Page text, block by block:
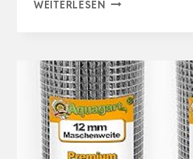
WEITERLESEN AQUAGART®
25M
X
1M,
DRAHTGITTER
MASCHENWEITE